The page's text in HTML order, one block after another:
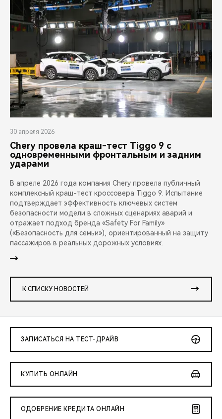
30 апреля 2026
Chery провела краш-тест Tiggo 9 с
одновременными фронтальным и задним
ударами
В апреле 2026 года компания Chery провела публичный
комплексный краш-тест кроссовера Tiggo 9. Испытание
подтверждает эффективность ключевых систем
безопасности модели в сложных сценариях аварий и
отражает подход бренда «Safety For Family»
(«Безопасность для семьи»), ориентированный на защиту
пассажиров в реальных дорожных условиях.
К СПИСКУ НОВОСТЕЙ
ЗАПИСАТЬСЯ НА ТЕСТ-ДРАЙВ
КУПИТЬ ОНЛАЙН
ОДОБРЕНИЕ КРЕДИТА ОНЛАЙН